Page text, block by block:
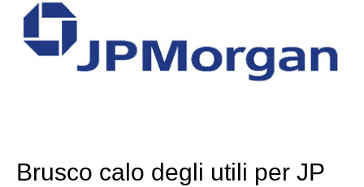
Brusco calo degli utili per JP